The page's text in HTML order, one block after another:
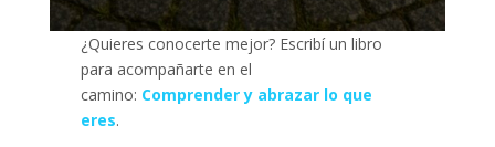
¿Quieres conocerte mejor? Escribí un libro
para acompañarte en el
camino: Comprender y abrazar lo que
eres.